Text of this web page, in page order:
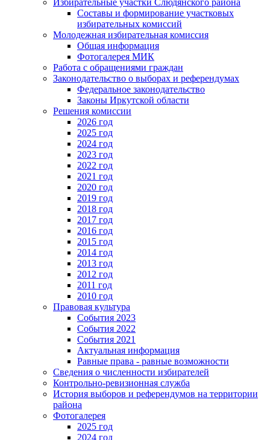
Избирательные участки Слюдянского района
Составы и формирование участковых
избирательных комиссий
Молодежная избирательная комиссия
Общая информация
Фотогалерея МИК
Работа с обращениями граждан
Законодательство о выборах и референдумах
Федеральное законодательство
Законы Иркутской области
Решения комиссии
2026 год
2025 год
2024 год
2023 год
2022 год
2021 год
2020 год
2019 год
2018 год
2017 год
2016 год
2015 год
2014 год
2013 год
2012 год
2011 год
2010 год
Правовая культура
События 2023
События 2022
События 2021
Актуальная информация
Равные права - равные возможности
Сведения о численности избирателей
Контрольно-ревизионная служба
История выборов и референдумов на территории
района
Фотогалерея
2025 год
2024 год